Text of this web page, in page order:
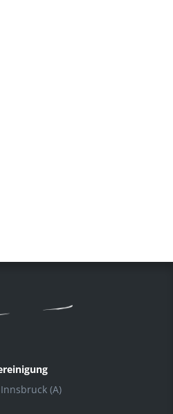
(A)